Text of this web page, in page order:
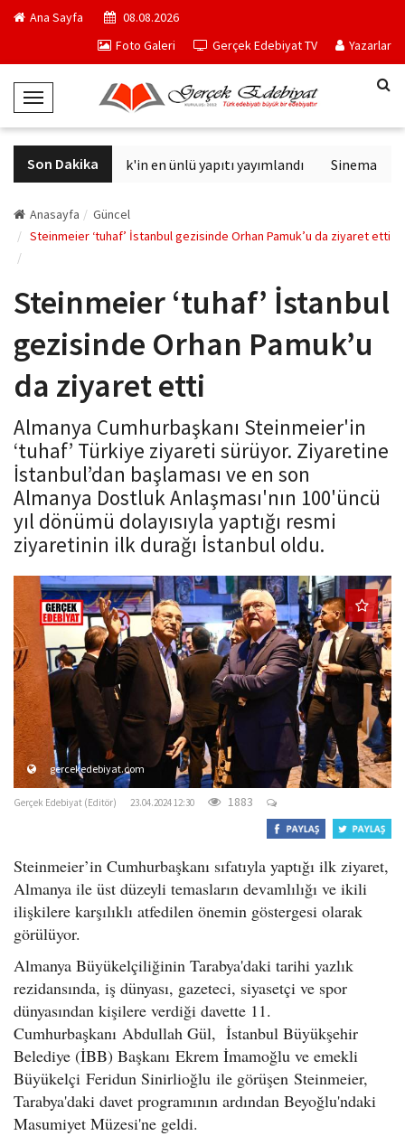
Ana Sayfa
08.08.2026
Foto Galeri
Gerçek Edebiyat TV Yazarlar
T
o
g
g
e
N
i
a
i
n
Son Dakika
Philip K. Dick'in en ünlü yapıtı yayımlandı
Anasayfa
Güncel
Steinmeier ‘tuhaf’ İstanbul gezisinde Orhan Pamuk’u da ziyaret etti
Steinmeier ‘tuhaf’ İstanbul
gezisinde Orhan Pamuk’u
da ziyaret etti
Almanya Cumhurbaşkanı Steinmeier'in
‘tuhaf’ Türkiye ziyareti sürüyor. Ziyaretine
İstanbul’dan başlaması ve en son
Almanya Dostluk Anlaşması'nın 100'üncü
yıl dönümü dolayısıyla yaptığı resmi
ziyaretinin ilk durağı İstanbul oldu.
gercekedebiyat.com
Gerçek Edebiyat (Editör) 23.04.2024 12:30 1883
Steinmeier’in Cumhurbaşkanı sıfatıyla yaptığı ilk ziyaret,
Almanya ile üst düzeyli temasların devamlılığı ve ikili
ilişkilere karşılıklı atfedilen önemin göstergesi olarak
görülüyor.
Almanya Büyükelçiliğinin Tarabya'daki tarihi yazlık
rezidansında, iş dünyası, gazeteci, siyasetçi ve spor
dünyasından kişilere verdiği davette 11.
Cumhurbaşkanı Abdullah Gül, İstanbul Büyükşehir
Belediye (İBB) Başkanı Ekrem İmamoğlu ve emekli
Büyükelçi Feridun Sinirlioğlu ile görüşen Steinmeier,
Tarabya'daki davet programının ardından Beyoğlu'ndaki
Masumiyet Müzesi'ne geldi.